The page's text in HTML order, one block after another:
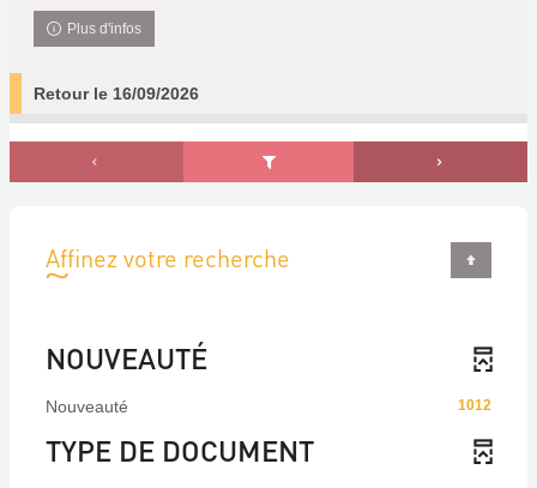
Plus d'infos
Retour le 16/09/2026
Affinez votre recherche
NOUVEAUTÉ
1012
Nouveauté
TYPE DE DOCUMENT